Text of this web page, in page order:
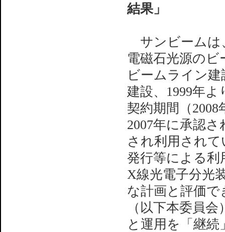
結果」
サンビームは
電磁石光源のビ
ビームライン
建設、1999年
契約期間（
2007年に承認
され利用され
発行等による利
X線光電子分光
な計画と評価で
（以下本委員
と運用を「継